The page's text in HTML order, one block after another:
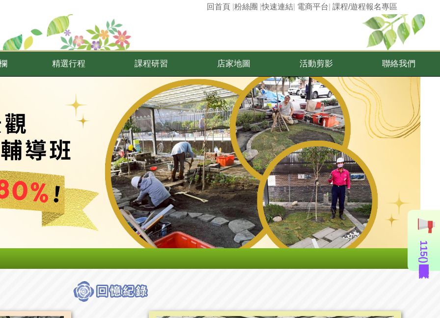
課程/遊程報名專區
電商平台
快速連結
粉絲團 |
回首頁
精選行程 課程研習 店家地圖 活動剪影 聯絡我們
115年度造園景觀丙級技術士證照輔導班(即測即評周六班)